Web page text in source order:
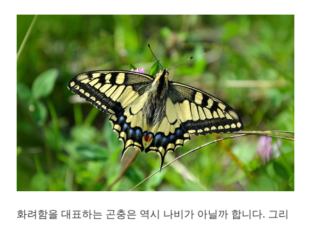
화려함을 대표하는 곤충은 역시 나비가 아닐까 합니다. 그리